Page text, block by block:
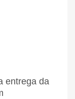
entrega da